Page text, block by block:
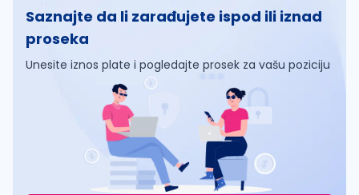
Saznajte da li zarađujete ispod ili iznad
proseka
Unesite iznos plate i pogledajte prosek za vašu poziciju